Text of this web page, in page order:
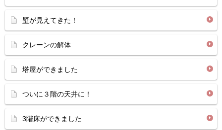
壁が見えてきた！
クレーンの解体
塔屋ができました
ついに３階の天井に！
3階床ができました